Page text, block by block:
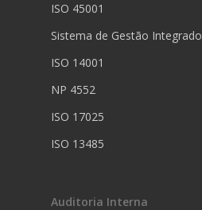
ISO 45001
Sistema de Gestão Integrado
ISO 14001
NP 4552
ISO 17025
ISO 13485
Auditoria Interna